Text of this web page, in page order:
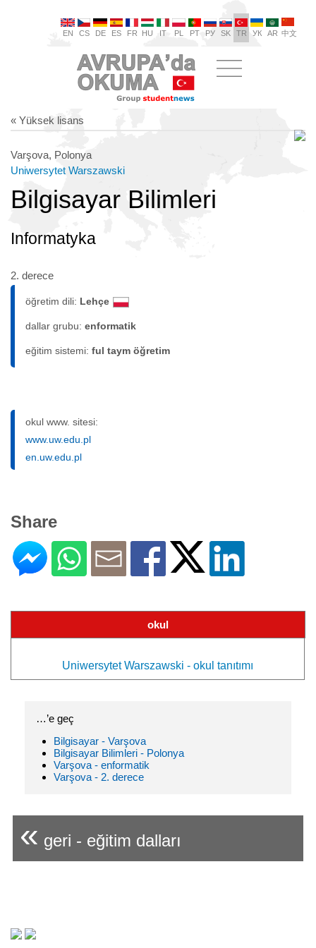
EN CS DE ES FR HU IT PL PT РУ SK TR УК AR 中文
« Yüksek lisans
Varşova, Polonya
Uniwersytet Warszawski
Bilgisayar Bilimleri
Informatyka
2. derece
öğretim dili: Lehçe
dallar grubu: enformatik
eğitim sistemi: ful taym öğretim
okul www. sitesi:
www.uw.edu.pl
en.uw.edu.pl
Share
okul
Uniwersytet Warszawski - okul tanıtımı
…’e geç
Bilgisayar - Varşova
Bilgisayar Bilimleri - Polonya
Varşova - enformatik
Varşova - 2. derece
« geri - eğitim dalları